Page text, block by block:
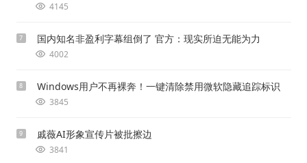
4145
7 国内知名非盈利字幕组倒了 官方：现实所迫无能为力
4002
8 Windows用户不再裸奔！一键清除禁用微软隐藏追踪标识
3845
9 戚薇AI形象宣传片被批擦边
3841